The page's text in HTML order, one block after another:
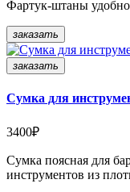
Фартук-штаны
заказать
заказать
Cумка для
3400₽
Сумка поясная для
инструментов из